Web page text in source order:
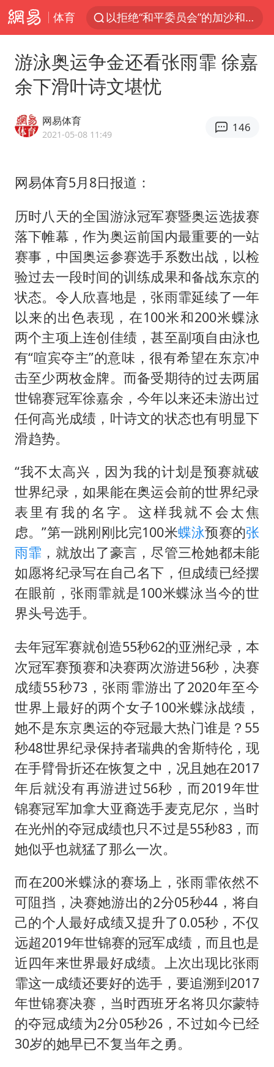
体育
以拒绝“和平委员会”的加沙和平计划
独闯南太行的失联女生最后轨迹已确认
国足U17与阿森纳决赛取消 并列冠军
上海全力守护市民“菜篮子”
暑期研学游升温 在旅途中增长知识
猫咪过火把节被抹成黑猫
宝妈给四胞胎取名平安喜乐
BLG经理辟谣Bin离队
暴雨预报为何有时感觉不准
总书记点赞的非遗苗绣焕发新生机
游泳奥运争金还看张雨霏 徐嘉
余下滑叶诗文堪忧
网易体育
2021-05-08 11:49
146
网易体育5月8日报道：
历时八天的全国游泳冠军赛暨奥运选拔赛
落下帷幕，作为奥运前国内最重要的一站
赛事，中国奥运参赛选手系数出战，以检
验过去一段时间的训练成果和备战东京的
状态。令人欣喜地是，张雨霏延续了一年
以来的出色表现，在100米和200米蝶泳
两个主项上连创佳绩，甚至副项自由泳也
有“喧宾夺主”的意味，很有希望在东京冲
击至少两枚金牌。而备受期待的过去两届
世锦赛冠军徐嘉余，今年以来还未游出过
任何高光成绩，叶诗文的状态也有明显下
滑趋势。
“我不太高兴，因为我的计划是预赛就破
世界纪录，如果能在奥运会前的世界纪录
表里有我的名字。这样我就不会太焦
虑。”第一跳刚刚比完100米蝶泳预赛的张
雨霏 ，就放出了豪言，尽管三枪她都未能
如愿将纪录写在自己名下，但成绩已经摆
在眼前，张雨霏就是100米蝶泳当今的世
界头号选手。
去年冠军赛就创造55秒62的亚洲纪录，本
次冠军赛预赛和决赛两次游进56秒，决赛
成绩55秒73，张雨霏游出了2020年至今
世界上最好的两个女子100米蝶泳战绩，
她不是东京奥运的夺冠最大热门谁是？55
秒48世界纪录保持者瑞典的舍斯特伦，现
在手臂骨折还在恢复之中，况且她在2017
年后就没有再游进过56秒，而2019年世
锦赛冠军加拿大亚裔选手麦克尼尔，当时
在光州的夺冠成绩也只不过是55秒83，而
她似乎也就猛了那么一次。
而在200米蝶泳的赛场上，张雨霏依然不
可阻挡，决赛她游出的2分05秒44，将自
己的个人最好成绩又提升了0.05秒，不仅
远超2019年世锦赛的冠军成绩，而且也是
近四年来世界最好成绩。上次出现比张雨
霏这一成绩还要好的选手，要追溯到2017
年世锦赛决赛，当时西班牙名将贝尔蒙特
的夺冠成绩为2分05秒26，不过如今已经
30岁的她早已不复当年之勇。